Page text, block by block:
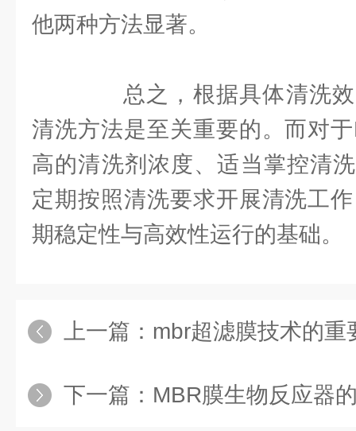
他两种方法显著。
总之，根据具体清洗效
清洗方法是至关重要的。而对
高的清洗剂浓度、适当掌控清
定期按照清洗要求开展清洗工
期稳定性与高效性运行的基础。
上一篇： mbr超滤膜技术的重
下一篇： MBR膜生物反应器的技术优